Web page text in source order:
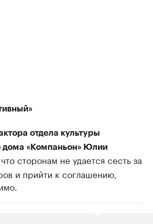
отдела культуры
дома «Компаньон» Юлии
сторонам не удается сесть за
и прийти к соглашению,